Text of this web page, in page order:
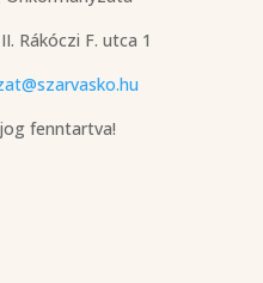
II. Rákóczi F. utca 1
fenntartva!